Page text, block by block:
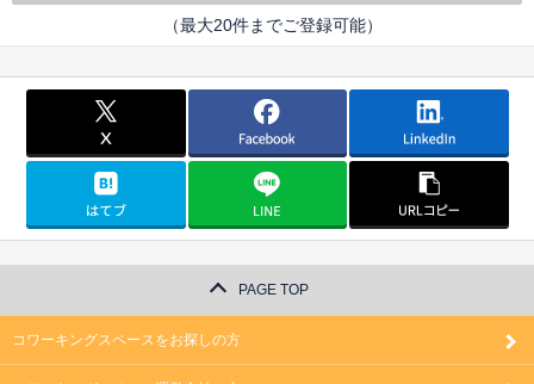
（最大20件までご登録可能）
PAGE TOP
コワーキングスペースをお探しの方